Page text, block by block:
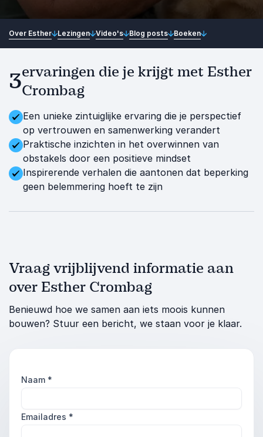
Over Esther Lezingen Video's Blog posts Boeken
3ervaringen die je krijgt met Esther
Crombag
Een unieke zintuiglijke ervaring die je perspectief
op vertrouwen en samenwerking verandert
Praktische inzichten in het overwinnen van
obstakels door een positieve mindset
Inspirerende verhalen die aantonen dat beperking
geen belemmering hoeft te zijn
Vraag vrijblijvend informatie aan
over Esther Crombag
Benieuwd hoe we samen aan iets moois kunnen
bouwen? Stuur een bericht, we staan voor je klaar.
Naam *
Emailadres *